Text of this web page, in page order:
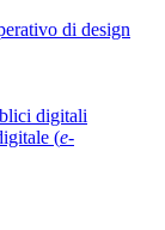
di design
digitali
(e-